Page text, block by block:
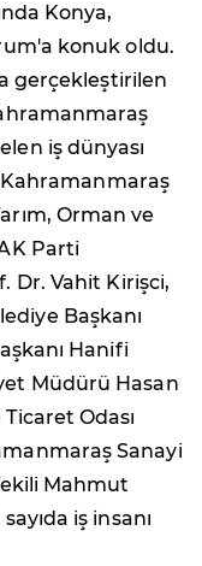
Konya,
konuk oldu.
gerçekleştirilen
iş dünyası
Orman ve
Parti
Dr. Vahit Kirişci,
Başkanı
Hanifi
Müdürü Hasan
Odası
Sanayi
Mahmut
iş insanı